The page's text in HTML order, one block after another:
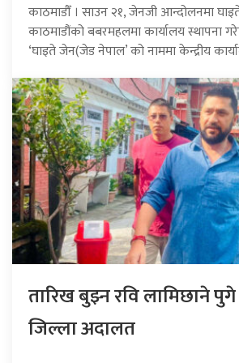
काठमाडौँ । साउन २१, जेनजी आन्दोलनमा
काठमाडौंको बबरमहलमा कार्यालय स्थापना
‘घाइते जेन(जेड नेपाल’ को नाममा केन्द्रीय
तारिख बुझ्न रवि लामिछाने
जिल्ला अदालत